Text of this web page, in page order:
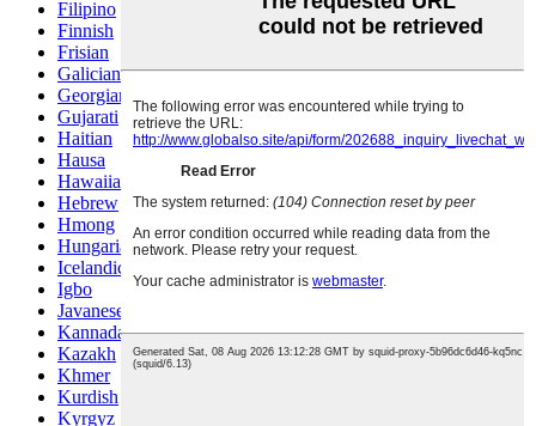
Filipino
Finnish
Frisian
Galician
Georgian
Gujarati
Haitian
Hausa
Hawaiian
Hebrew
Hmong
Hungarian
Icelandic
Igbo
Javanese
Kannada
Kazakh
Khmer
Kurdish
Kyrgyz